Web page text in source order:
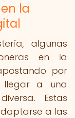
la
algunas
en la
por
llegar a una
Estas
a las